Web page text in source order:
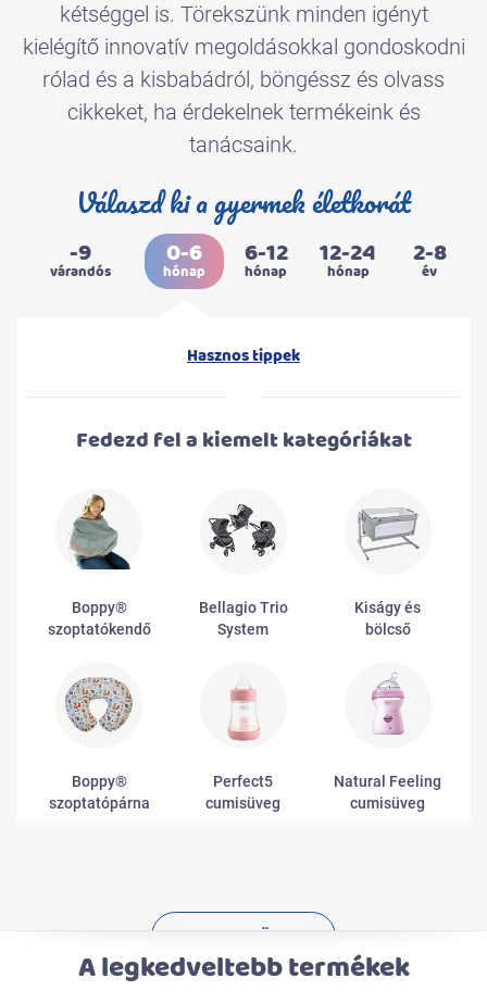
kétséggel is. Törekszünk minden igényt
kielégítő innovatív megoldásokkal gondoskodni
rólad és a kisbabádról, böngéssz és olvass
cikkeket, ha érdekelnek termékeink és
tanácsaink.
Válaszd ki a gyermek életkorát
-9
várandós 0-6
hónap 6-12
hónap 12-24
hónap 2-8
év
Hasznos tippek
Fedezd fel a kiemelt kategóriákat
Boppy®
szoptatókendő
Bellagio Trio
System
Kiságy és
bölcső
Boppy®
szoptatópárna
Perfect5
cumisüveg
Natural Feeling
cumisüveg
+ MUTASS TÖBBET
A legkedveltebb termékek